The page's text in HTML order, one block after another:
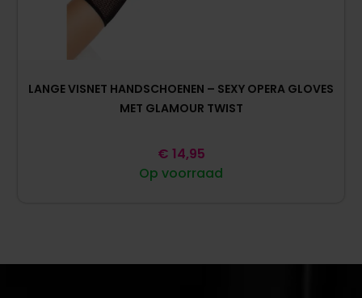
LANGE VISNET HANDSCHOENEN – SEXY OPERA GLOVES
MET GLAMOUR TWIST
Op voorraad
€ 14,95